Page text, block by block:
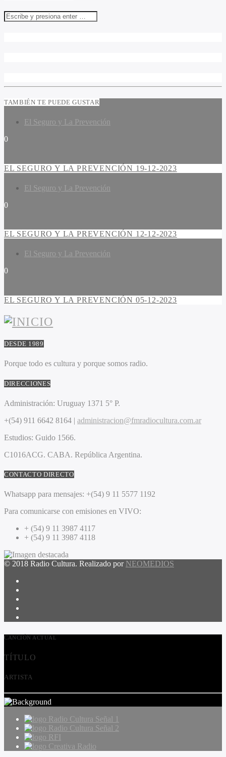
TAMBIÉN TE PUEDE GUSTAR
El Seguro y La Prevención
0
EL SEGURO Y LA PREVENCIÓN 19-12-2023
El Seguro y La Prevención
0
EL SEGURO Y LA PREVENCIÓN 12-12-2023
El Seguro y La Prevención
0
EL SEGURO Y LA PREVENCIÓN 05-12-2023
DESDE 1989
Porque todo es cultura y porque somos radio.
DIRECCIONES
Administración: Uruguay 1371 5° P.
+(54) 911 6642 8164 | administracion@fmradiocultura.com.ar
Estudios: Guido 1566.
C1016ACG. CABA. República Argentina.
CONTACTO DIRECTO
Whatsapp para mensajes: +(54) 9 11 5577 1192
Para comunicarse con emisiones en VIVO:
+ (54) 9 11 3987 4117
+ (54) 9 11 3987 4118
© 2018 Radio Cultura. Realizado por NEOMEDIOS
CANCIÓN ACTUAL
TÍTULO
ARTISTA
Radio Cultura Señal 1
Radio Cultura Señal 2
RFI
Creativa Radio